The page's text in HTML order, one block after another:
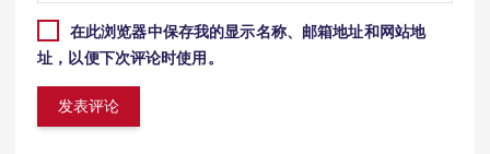
在此浏览器中保存我的显示名称、邮箱地址和网站地
址，以便下次评论时使用。